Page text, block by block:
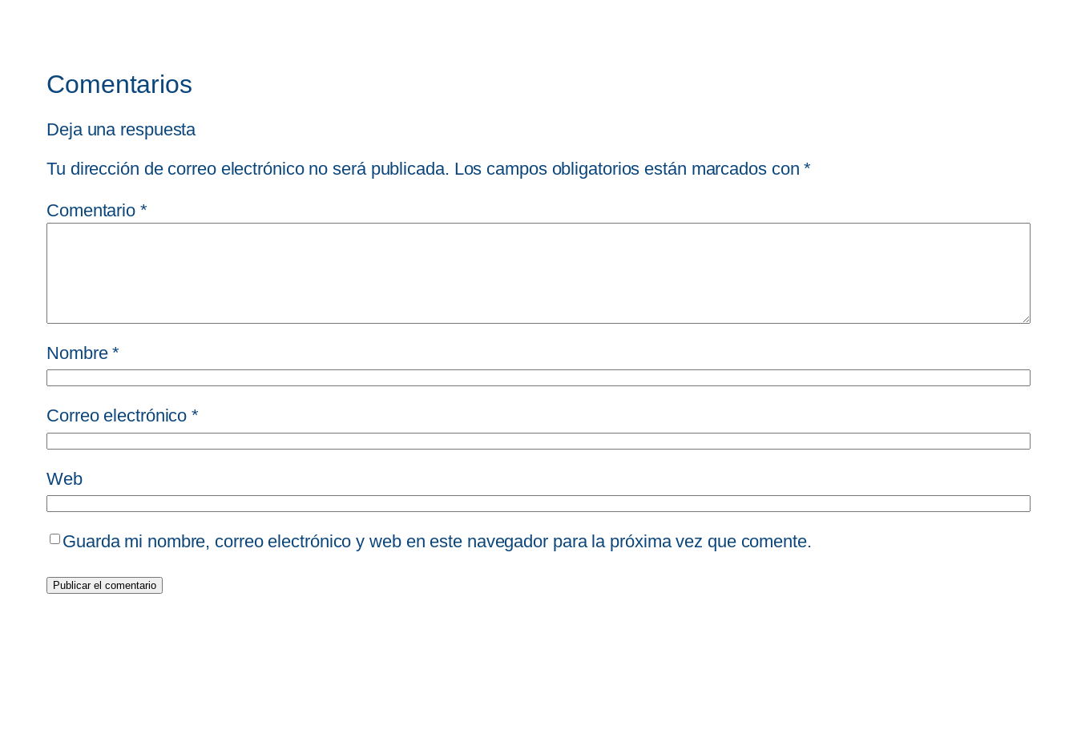
Comentarios
Deja una respuesta
Tu dirección de correo electrónico no será publicada. Los campos obligatorios están marcados con*
Comentario *
Nombre*
Correo electrónico*
Web
Guarda mi nombre, correo electrónico y web en este navegador para la próxima vez que comente.